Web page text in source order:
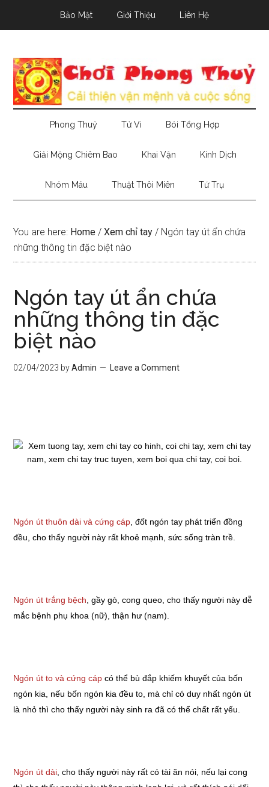
Bảo Mật Giới Thiệu Liên Hệ
Phong Thuỷ Tử Vi Bói Tổng Hợp
Giải Mộng Chiêm Bao Khai Vận Kinh Dịch
Nhóm Máu Thuật Thôi Miên Tứ Trụ
You are here: Home / Xem chỉ tay / Ngón tay út ẩn chứa
những thông tin đặc biệt nào
Ngón tay út ẩn chứa
những thông tin đặc
biệt nào
02/04/2023 byAdmin Leave a Comment
Ngón út thuôn dài và cứng cáp , đốt ngón tay phát triển đồng
đều, cho thấy người này rất khoẻ mạnh, sức sống tràn trề.
Ngón út trắng bệch , gầy gò, cong queo, cho thấy người này dễ
mắc bệnh phụ khoa (nữ), thận hư (nam).
Ngón út to và cứng cáp có thể bù đắp khiếm khuyết của bốn
ngón kia, nếu bốn ngón kia đều to, mà chỉ có duy nhất ngón út
là nhỏ thì cho thấy người này sinh ra đã có thể chất rất yếu.
Ngón út dài , cho thấy người này rất có tài ăn nói, nếu lại cong